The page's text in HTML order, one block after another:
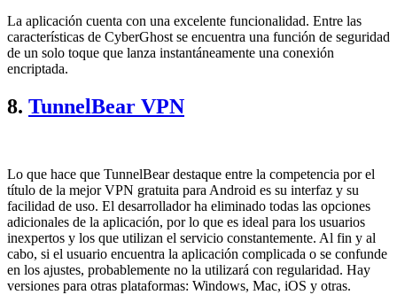
La aplicación cuenta con una excelente funcionalidad. Entre las
características de CyberGhost se encuentra una función de seguridad
de un solo toque que lanza instantáneamente una conexión
encriptada.
8. TunnelBear VPN
Lo que hace que TunnelBear destaque entre la competencia por el
título de la mejor VPN gratuita para Android es su interfaz y su
facilidad de uso. El desarrollador ha eliminado todas las opciones
adicionales de la aplicación, por lo que es ideal para los usuarios
inexpertos y los que utilizan el servicio constantemente. Al fin y al
cabo, si el usuario encuentra la aplicación complicada o se confunde
en los ajustes, probablemente no la utilizará con regularidad. Hay
versiones para otras plataformas: Windows, Mac, iOS y otras.